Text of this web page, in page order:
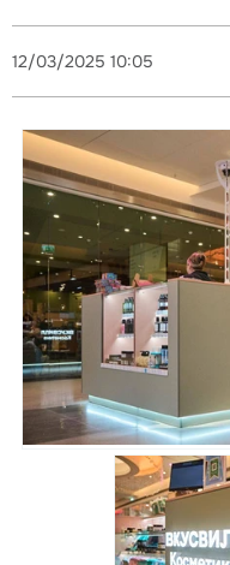
12/03/2025 10:05